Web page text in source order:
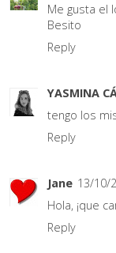
Me gusta el
Besito
Reply
YASMINA
tengo los
Reply
Jane 13/10/
Hola, ¡que
Reply